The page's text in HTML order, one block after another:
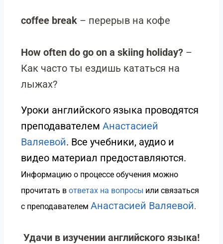
coffee break – перерыв на кофе
How often do go on a skiing holiday? –
Как часто ты ездишь кататься на
лыжах?
Уроки английского языка проводятся
преподавателем Анастасией
Валяевой. Все учебники, аудио и
видео материал предоставляются.
Информацию о процессе обучения можно
прочитать в ответах на вопросы или связаться
с преподавателем Анастасией Валяевой.
Удачи в изучении английского языка!